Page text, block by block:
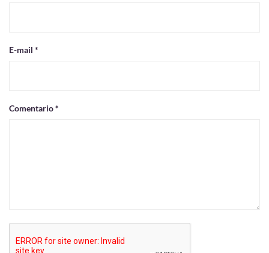
E-mail *
Comentario *